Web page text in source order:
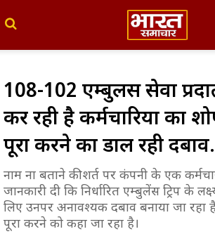
108-102 एम्बुलेंस सेवा
कर रही है कर्मचारियों का
पूरा करने का डाल रही
नाम ना बताने की शर्त पर कंपनी के एक
जानकारी दी कि निर्धारित एम्बुलेंस ट्रिप के
लिए उनपर अनावश्यक दबाव बनाया जा रहा
पूरा करने को कहा जा रहा है।